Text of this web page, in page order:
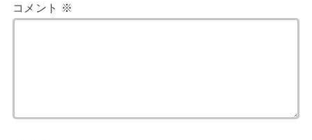
コメント ※